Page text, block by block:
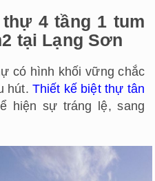
4 tầng 1 tum
tại Lạng Sơn
có hình khối vững chắc
hút. Thiết kế biệt thự tân
hiện sự tráng lệ, sang